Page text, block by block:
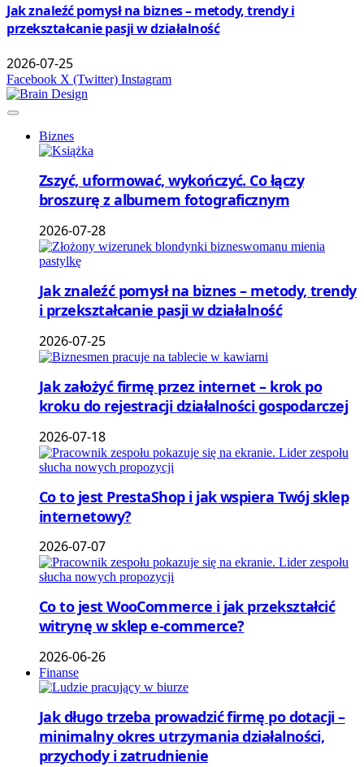
Jak znaleźć pomysł na biznes – metody, trendy i
przekształcanie pasji w działalność
2026-07-25
Facebook X (Twitter) Instagram
Biznes
Zszyć, uformować, wykończyć. Co łączy
broszurę z albumem fotograficznym
2026-07-28
Jak znaleźć pomysł na biznes – metody, trendy
i przekształcanie pasji w działalność
2026-07-25
Jak założyć firmę przez internet – krok po
kroku do rejestracji działalności gospodarczej
2026-07-18
Co to jest PrestaShop i jak wspiera Twój sklep
internetowy?
2026-07-07
Co to jest WooCommerce i jak przekształcić
witrynę w sklep e-commerce?
2026-06-26
Finanse
Jak długo trzeba prowadzić firmę po dotacji –
minimalny okres utrzymania działalności,
przychody i zatrudnienie